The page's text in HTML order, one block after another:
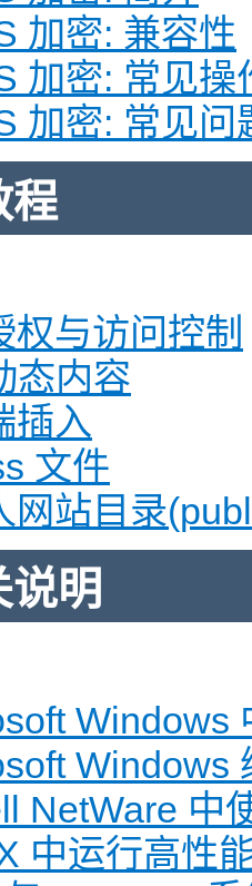
加密: 兼容性
加密: 常见操
加密: 常见问
程
权与访问控制
态内容
插入
文件
网站目录
明
Windows
Windows
NetWare 中
中运行高性